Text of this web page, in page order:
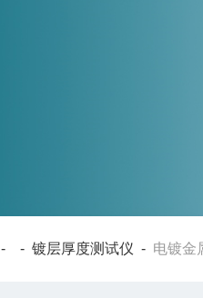
- -镀层厚度测试仪 - 电镀金